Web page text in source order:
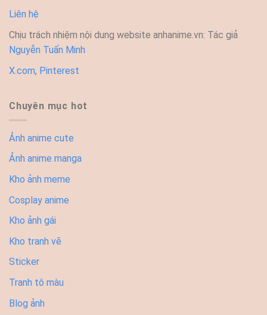
Liên hệ
Chịu trách nhiệm nội dung website anhanime.vn: Tác giả
Nguyễn Tuấn Minh
X.com, Pinterest
Chuyên mục hot
Ảnh anime cute
Ảnh anime manga
Kho ảnh meme
Cosplay anime
Kho ảnh gái
Kho tranh vẽ
Sticker
Tranh tô màu
Blog ảnh